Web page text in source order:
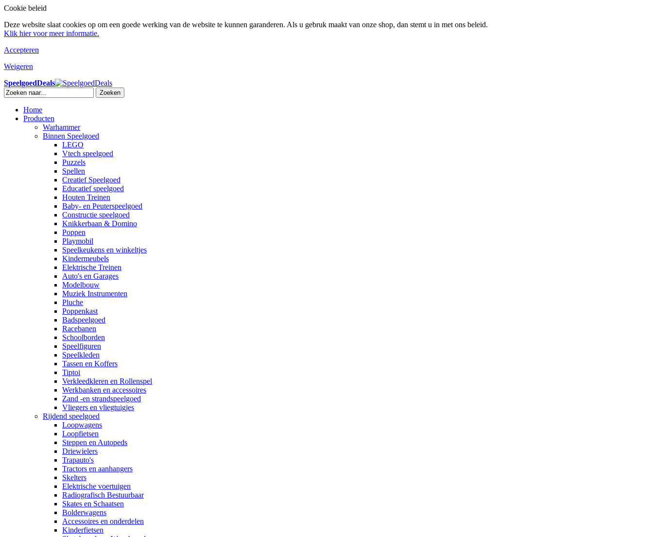
Cookie beleid
Deze website slaat cookies op om een goede werking van de website te kunnen garanderen. Als u gebruk maakt van onze shop, dan stemt u in met ons beleid.
Klik hier voor meer informatie.
Accepteren
Weigeren
SpeelgoedDeals
Zoeken
Home
Producten
Warhammer
Binnen Speelgoed
LEGO
Vtech speelgoed
Puzzels
Spellen
Creatief Speelgoed
Educatief speelgoed
Houten Treinen
Baby- en Peuterspeelgoed
Constructie speelgoed
Knikkerbaan & Domino
Poppen
Playmobil
Speelkeukens en winkeltjes
Kindermeubels
Elektrische Treinen
Auto's en Garages
Modelbouw
Muziek Instrumenten
Pluche
Poppenkast
Badspeelgoed
Racebanen
Schoolborden
Speelfiguren
Speelkleden
Tassen en Koffers
Tiptoi
Verkleedkleren en Rollenspel
Werkbanken en accessoires
Zand -en strandspeelgoed
Vliegers en vliegtuigjes
Rijdend speelgoed
Loopwagens
Loopfietsen
Steppen en Autopeds
Driewielers
Trapauto's
Tractors en aanhangers
Skelters
Elektrische voertuigen
Radiografisch Bestuurbaar
Skates en Schaatsen
Bolderwagens
Accessoires en onderdelen
Kinderfietsen